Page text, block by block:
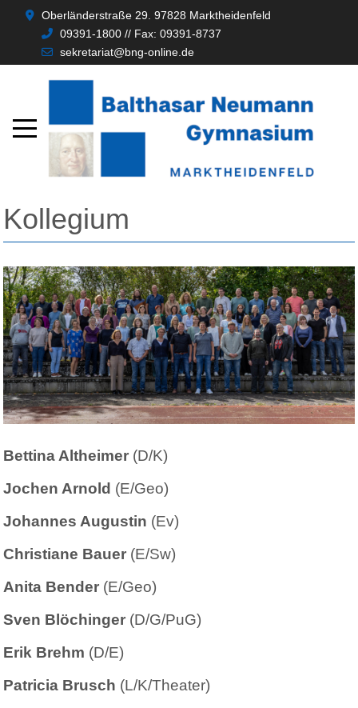
Oberländerstraße 29. 97828 Marktheidenfeld
09391-1800 // Fax: 09391-8737
sekretariat@bng-online.de
Kollegium
Bettina Altheimer (D/K)
Jochen Arnold (E/Geo)
Johannes Augustin (Ev)
Christiane Bauer (E/Sw)
Anita Bender (E/Geo)
Sven Blöchinger (D/G/PuG)
Erik Brehm (D/E)
Patricia Brusch (L/K/Theater)